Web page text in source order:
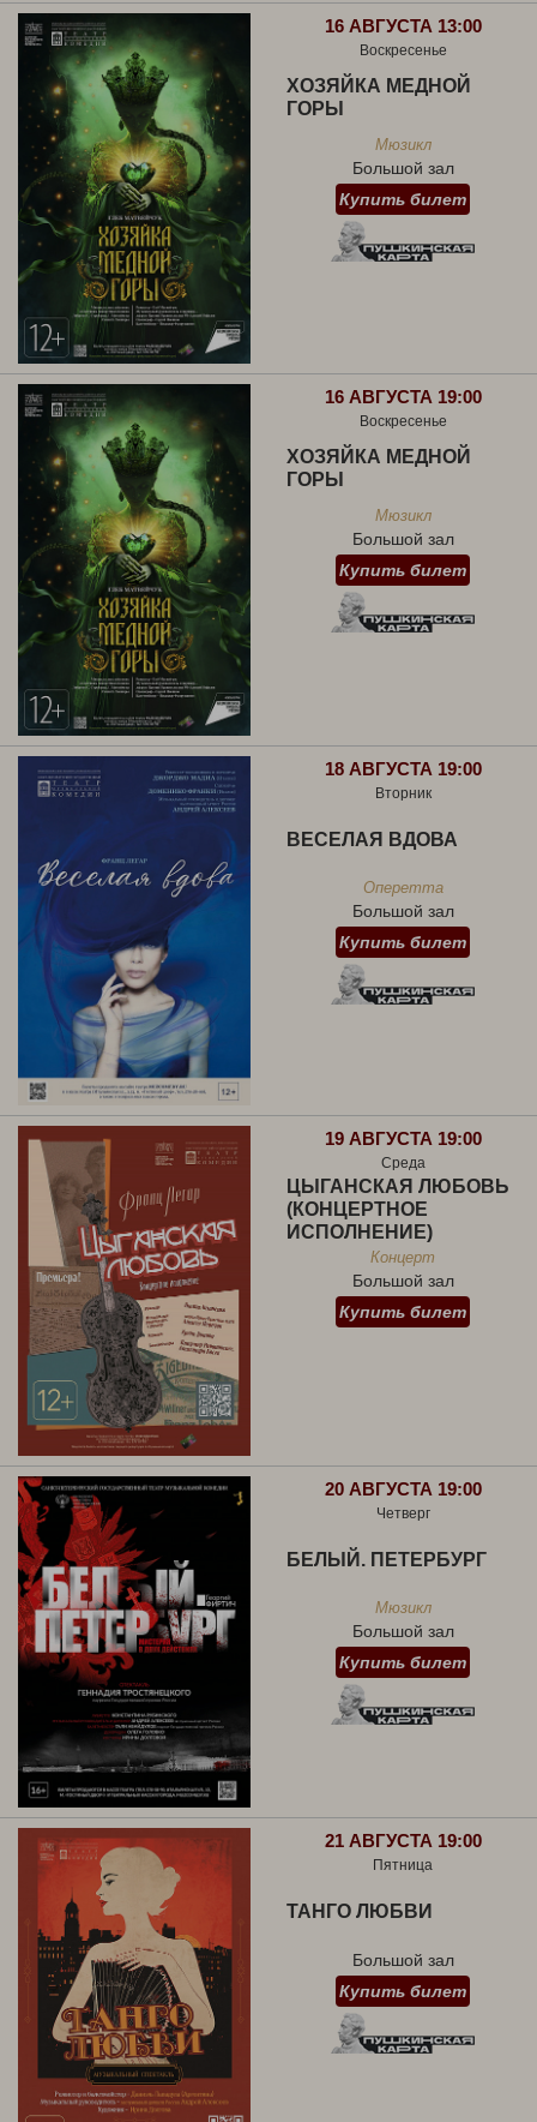
16 АВГУСТА 13:00
Воскресенье
ХОЗЯЙКА МЕДНОЙ
ГОРЫ
Мюзикл
Большой зал
Купить билет
16 АВГУСТА 19:00
Воскресенье
ХОЗЯЙКА МЕДНОЙ
ГОРЫ
Мюзикл
Большой зал
Купить билет
18 АВГУСТА 19:00
Вторник
ВЕСЕЛАЯ ВДОВА
Оперетта
Большой зал
Купить билет
19 АВГУСТА 19:00
Среда
ЦЫГАНСКАЯ ЛЮБОВЬ
(КОНЦЕРТНОЕ
ИСПОЛНЕНИЕ)
Концерт
Большой зал
Купить билет
20 АВГУСТА 19:00
Четверг
БЕЛЫЙ. ПЕТЕРБУРГ
Мюзикл
Большой зал
Купить билет
21 АВГУСТА 19:00
Пятница
ТАНГО ЛЮБВИ
Большой зал
Купить билет